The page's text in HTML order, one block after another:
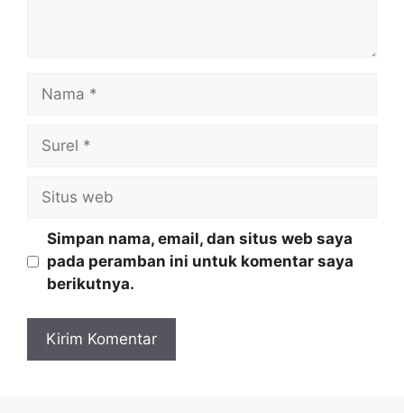
web
Simpan nama, email, dan situs web saya
pada peramban ini untuk komentar saya
berikutnya.